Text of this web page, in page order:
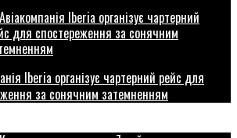
Iberia організує чартерний рейс для
за сонячним затемненням